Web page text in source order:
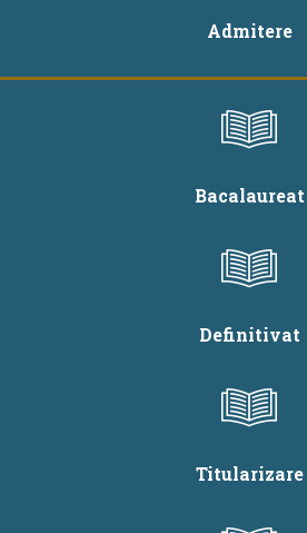
Admitere
Bacalaureat
Definitivat
Titularizare